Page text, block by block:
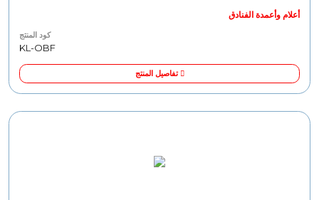
أعلام وأعمدة الفنادق
كود المنتج
KL-OBF
تفاصيل المنتج